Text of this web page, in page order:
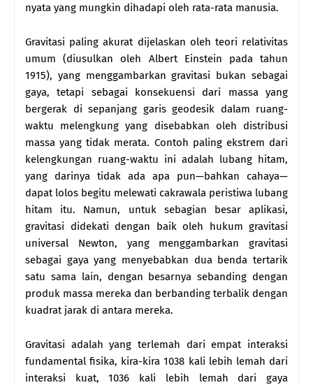
nyata yang mungkin dihadapi oleh rata-rata manusia.
Gravitasi paling akurat dijelaskan oleh teori relativitas
umum (diusulkan oleh Albert Einstein pada tahun
1915), yang menggambarkan gravitasi bukan sebagai
gaya, tetapi sebagai konsekuensi dari massa yang
bergerak di sepanjang garis geodesik dalam ruang-
waktu melengkung yang disebabkan oleh distribusi
massa yang tidak merata. Contoh paling ekstrem dari
kelengkungan ruang-waktu ini adalah lubang hitam,
yang darinya tidak ada apa pun—bahkan cahaya—
dapat lolos begitu melewati cakrawala peristiwa lubang
hitam itu. Namun, untuk sebagian besar aplikasi,
gravitasi didekati dengan baik oleh hukum gravitasi
universal Newton, yang menggambarkan gravitasi
sebagai gaya yang menyebabkan dua benda tertarik
satu sama lain, dengan besarnya sebanding dengan
produk massa mereka dan berbanding terbalik dengan
kuadrat jarak di antara mereka.
Gravitasi adalah yang terlemah dari empat interaksi
fundamental fisika, kira-kira 1038 kali lebih lemah dari
interaksi kuat, 1036 kali lebih lemah dari gaya